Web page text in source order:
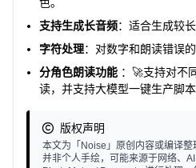
支持生成长音频：适合生成较
字符处理：对数字和朗读错误
分角色朗读功能 ：🚀支持对不
读，并支持大模型一键生产脚本
版权声明
本文为「Noise」原创内容或编译
并非个人手绘，可能来源于网络、